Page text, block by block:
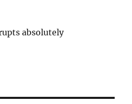
absolutely